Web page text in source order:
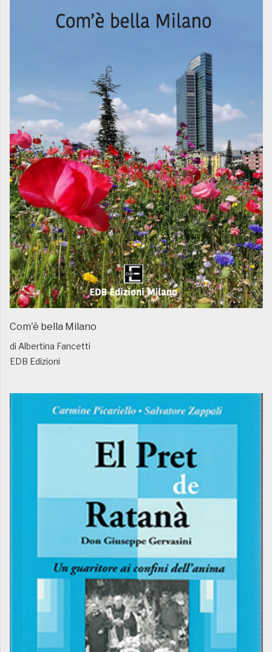
Com'è bella Milano
di Albertina Fancetti
EDB Edizioni